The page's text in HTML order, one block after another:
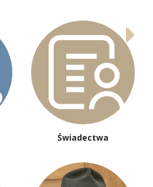
Świadectwa